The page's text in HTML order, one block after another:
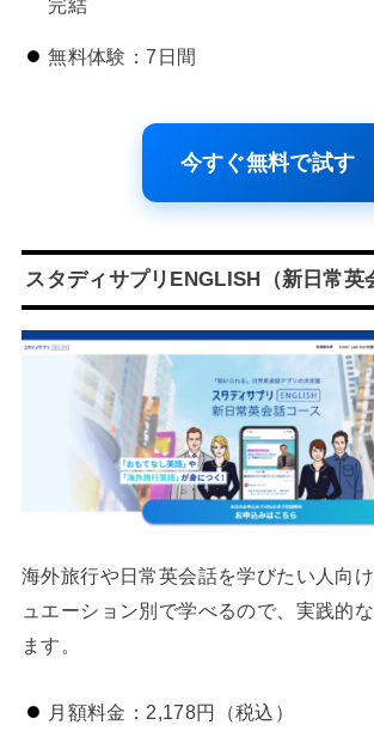
完結
無料体験：7日間
今すぐ無料で試す
スタディサプリENGLISH（新日常英
海外旅行や日常英会話を学びたい人向
ュエーション別で学べるので、実践的
ます。
月額料金：2,178円（税込）